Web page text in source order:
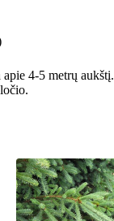
4-5 metrų aukštį.​